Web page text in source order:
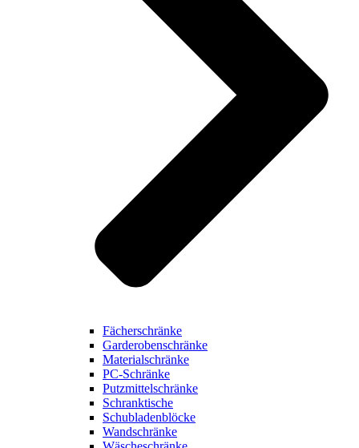
Fächerschränke
Garderobenschränke
Materialschränke
PC-Schränke
Putzmittelschränke
Schranktische
Schubladenblöcke
Wandschränke